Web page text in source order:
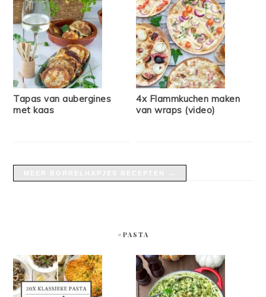
Tapas van aubergines
met kaas
4x Flammkuchen maken
van wraps (video)
#PASTA